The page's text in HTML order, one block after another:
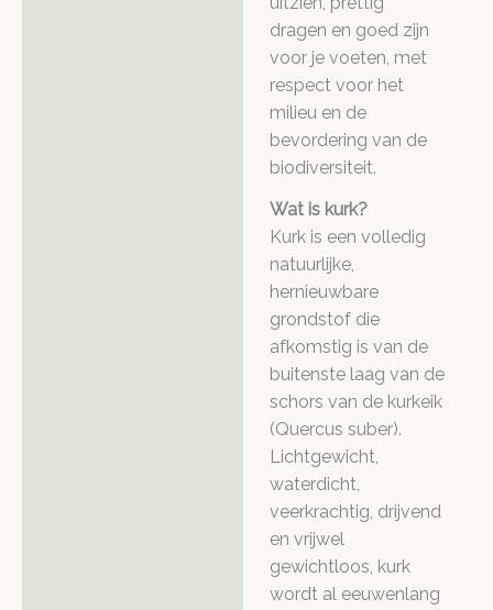
dragen en goed zijn
voor je voeten, met
respect voor het
milieu en de
bevordering van de
biodiversiteit.
Wat is kurk?
Kurk is een volledig
natuurlijke,
hernieuwbare
grondstof die
afkomstig is van de
buitenste laag van de
schors van de kurkeik
(Quercus suber).
Lichtgewicht,
waterdicht,
veerkrachtig, drijvend
en vrijwel
gewichtloos, kurk
wordt al eeuwenlang